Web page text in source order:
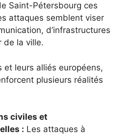
Saint-Pétersbourg ces
attaques semblent viser
d’infrastructures
de la ville.
et leurs alliés européens,
plusieurs réalités
civiles et
: Les attaques à